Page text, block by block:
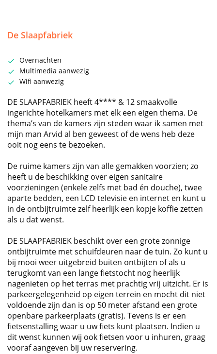
De Slaapfabriek
Overnachten
Multimedia aanwezig
Wifi aanwezig
DE SLAAPFABRIEK heeft 4**** & 12 smaakvolle
ingerichte hotelkamers met elk een eigen thema. De
thema’s van de kamers zijn steden waar ik samen met
mijn man Arvid al ben geweest of de wens heb deze
ooit nog eens te bezoeken.
De ruime kamers zijn van alle gemakken voorzien; zo
heeft u de beschikking over eigen sanitaire
voorzieningen (enkele zelfs met bad én douche), twee
aparte bedden, een LCD televisie en internet en kunt u
in de ontbijtruimte zelf heerlijk een kopje koffie zetten
als u dat wenst.
DE SLAAPFABRIEK beschikt over een grote zonnige
ontbijtruimte met schuifdeuren naar de tuin. Zo kunt u
bij mooi weer uitgebreid buiten ontbijten of als u
terugkomt van een lange fietstocht nog heerlijk
nagenieten op het terras met prachtig vrij uitzicht. Er is
parkeergelegenheid op eigen terrein en mocht dit niet
voldoende zijn dan is op 50 meter afstand een grote
openbare parkeerplaats (gratis). Tevens is er een
fietsenstalling waar u uw fiets kunt plaatsen. Indien u
dit wenst kunnen wij ook fietsen voor u inhuren, graag
vooraf aangeven bij uw reservering.